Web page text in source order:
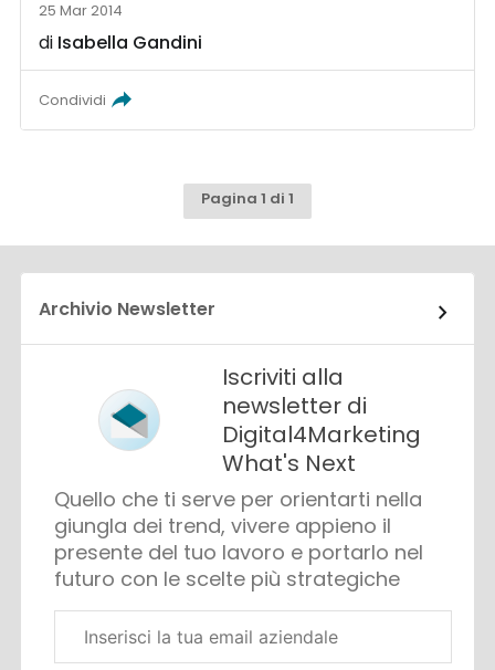
25 Mar 2014
di Isabella Gandini
Condividi
Pagina 1 di 1
Archivio Newsletter
Iscriviti alla
newsletter di
Digital4Marketing
What's Next
Quello che ti serve per orientarti nella
giungla dei trend, vivere appieno il
presente del tuo lavoro e portarlo nel
futuro con le scelte più strategiche
aziendale